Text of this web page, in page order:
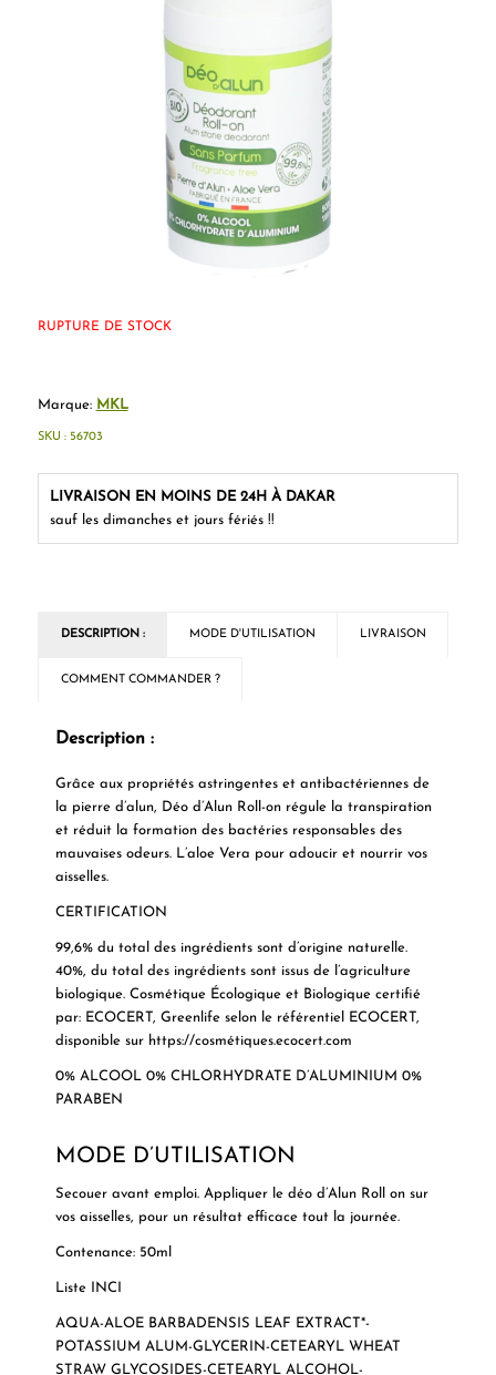
RUPTURE DE STOCK
Marque: MKL
LIVRAISON EN MOINS DE 24H À DAKAR
sauf les dimanches et jours fériés !!
SKU : 56703
DESCRIPTION : MODE D'UTILISATION LIVRAISON
COMMENT COMMANDER ?
Description :
Grâce aux propriétés astringentes et antibactériennes de
la pierre d’alun, Déo d’Alun Roll-on régule la transpiration
et réduit la formation des bactéries responsables des
mauvaises odeurs. L’aloe Vera pour adoucir et nourrir vos
aisselles.
CERTIFICATION
99,6% du total des ingrédients sont d’origine naturelle.
40%, du total des ingrédients sont issus de l’agriculture
biologique. Cosmétique Écologique et Biologique certifié
par: ECOCERT, Greenlife selon le référentiel ECOCERT,
disponible sur https://cosmétiques.ecocert.com
0% ALCOOL 0% CHLORHYDRATE D’ALUMINIUM 0%
PARABEN
MODE D’UTILISATION
Secouer avant emploi. Appliquer le déo d’Alun Roll on sur
vos aisselles, pour un résultat efficace tout la journée.
Contenance: 50ml
Liste INCI
AQUA-ALOE BARBADENSIS LEAF EXTRACT*-
POTASSIUM ALUM-GLYCERIN-CETEARYL WHEAT
STRAW GLYCOSIDES-CETEARYL ALCOHOL-